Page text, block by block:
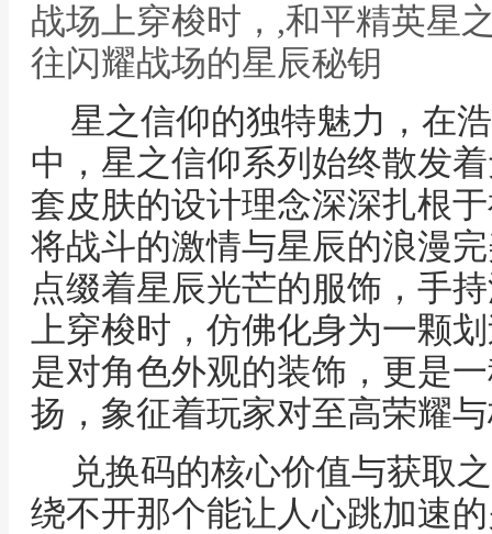
战场上穿梭时，,和平精英星
往闪耀战场的星辰秘钥
星之信仰的独特魅力，在
中，星之信仰系列始终散发
套皮肤的设计理念深深扎根
将战斗的激情与星辰的浪漫
点缀着星辰光芒的服饰，手
上穿梭时，仿佛化身为一颗
是对角色外观的装饰，更是
扬，象征着玩家对至高荣耀
兑换码的核心价值与获取
绕不开那个能让人心跳加速